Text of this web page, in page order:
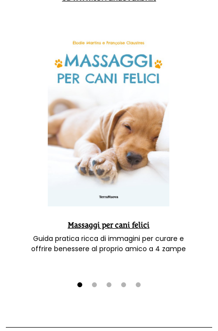
Massaggi per cani felici
Guida pratica ricca di immagini per curare e
offrire benessere al proprio amico a 4 zampe